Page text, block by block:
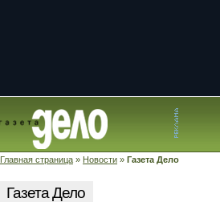
Главная страница » Новости » Газета Дело
Газета Дело